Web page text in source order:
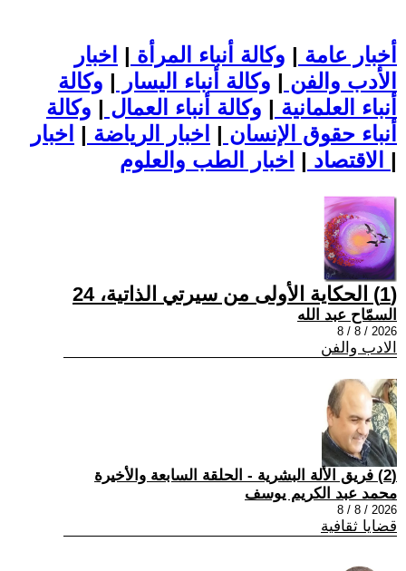
أخبار عامة | وكالة أنباء المرأة | اخبار
الأدب والفن | وكالة أنباء اليسار | وكالة
أنباء العلمانية | وكالة أنباء العمال | وكالة
أنباء حقوق الإنسان | اخبار الرياضة | اخبار
الاقتصاد | |
(1) الحكاية الأولى من سيرتي الذاتية، 24
السمّاح عبد الله
2026 / 8 / 8
الادب والفن
(2) فريق الألة البشرية - الحلقة السابعة والأخيرة
محمد عبد الكريم يوسف
2026 / 8 / 8
قضايا ثقافية